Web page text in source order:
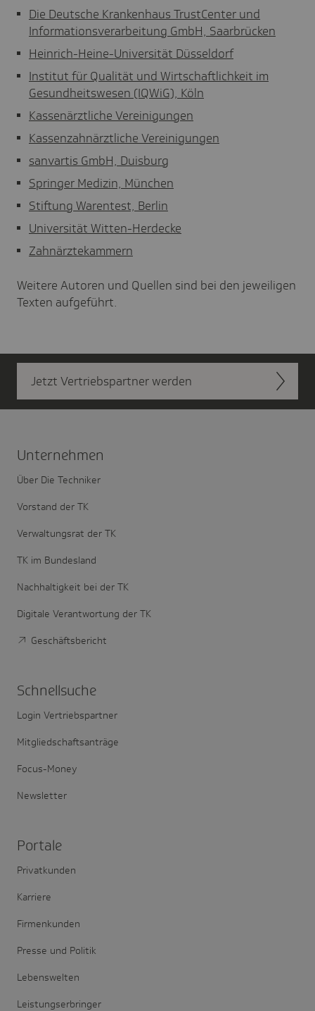
Die Deutsche Krankenhaus TrustCenter und
Informationsverarbeitung GmbH, Saarbrücken
Heinrich-Heine-Universität Düsseldorf
Institut für Qualität und Wirtschaftlichkeit im
Gesundheitswesen (IQWiG), Köln
Kassenärztliche Vereinigungen
Kassenzahnärztliche Vereinigungen
sanvartis GmbH, Duisburg
Springer Medizin, München
Stiftung Warentest, Berlin
Universität Witten-Herdecke
Zahnärztekammern
Weitere Autoren und Quellen sind bei den jeweiligen
Texten aufgeführt.
Jetzt Vertriebs­partner werden
Unter­nehmen
Über Die Techniker
Vorstand der TK
Verwaltungsrat der TK
TK im Bundesland
Nachhaltigkeit bei der TK
Digitale Verantwortung der TK
Geschäftsbericht
Schnell­suche
Login Vertriebspartner
Mitgliedschaftsanträge
Focus-Money
Newsletter
Portale
Privatkunden
Karriere
Firmenkunden
Presse und Politik
Lebenswelten
Leistungserbringer